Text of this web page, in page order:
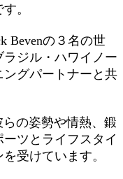
。
Bevenの３名の世
ジル・ハワイノー
ングパートナーと共
の姿勢や情熱、鍛
ツとライフスタイ
受けています。